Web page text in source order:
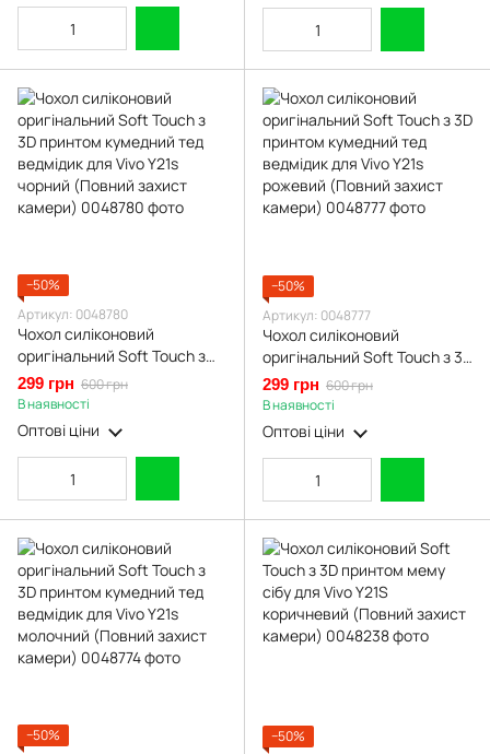
−50%
Артикул: 0048780
Чохол силіконовий
оригінальний Soft Touch з
3D принтом кумедний тед
ведмідик для Vivo Y21s
чорний (Повний захист
камери)
299 грн 600 грн
В наявності
Оптові ціни
−50%
Артикул: 0048777
Чохол силіконовий
оригінальний Soft Touch з 3D
принтом кумедний тед
ведмідик для Vivo Y21s
рожевий (Повний захист
камери)
299 грн 600 грн
В наявності
Оптові ціни
−50%
−50%